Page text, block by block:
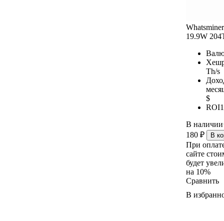
19.9W
Th/s
$
ROI
В наличии
180 ₽ В
При
сайте
будет
на 10%
Сравнить
В